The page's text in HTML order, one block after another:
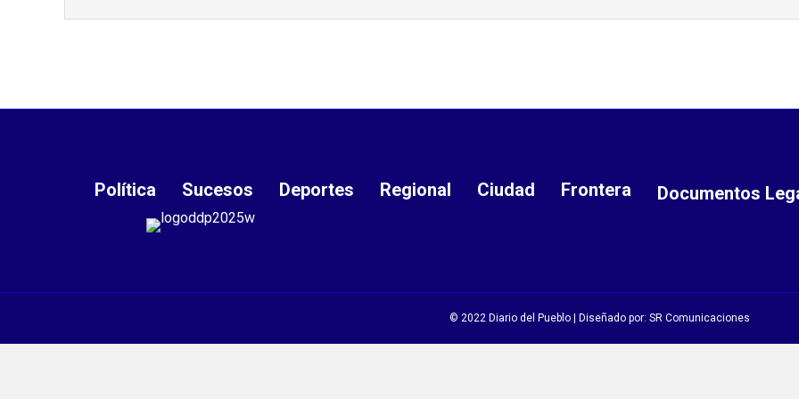
Política Sucesos Deportes Regional Ciudad Frontera Documentos
© 2022 Diario del Pueblo | Diseñado por: SR Comunicaciones